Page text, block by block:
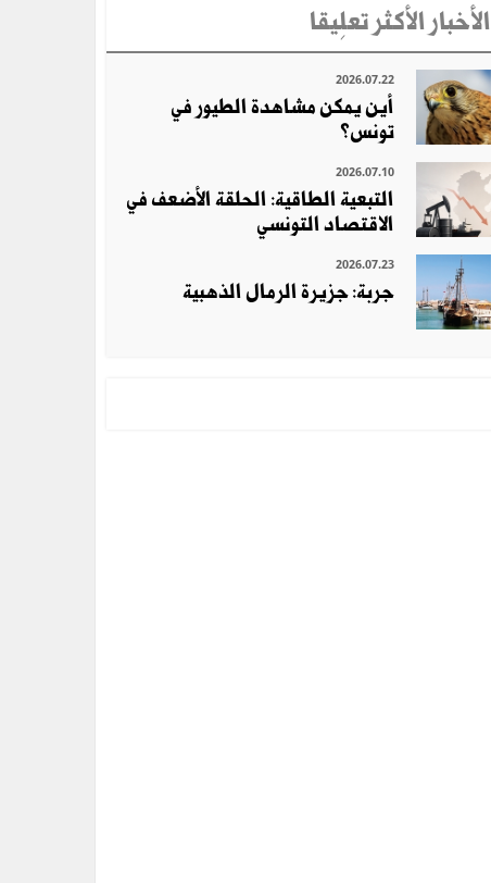
الأخبار الأكثر تعلِيقا
2026.07.22
أين يمكن مشاهدة الطيور في
تونس؟
2026.07.10
التبعية الطاقية: الحلقة الأضعف في
الاقتصاد التونسي
2026.07.23
جربة: جزيرة الرمال الذهبية